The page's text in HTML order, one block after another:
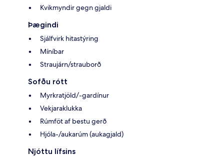
Kvikmyndir gegn gjaldi
Þægindi
Sjálfvirk hitastýring
Míníbar
Straujárn/strauborð
Sofðu rótt
Myrkratjöld/-gardínur
Vekjaraklukka
Rúmföt af bestu gerð
Hjóla-/aukarúm (aukagjald)
Njóttu lífsins